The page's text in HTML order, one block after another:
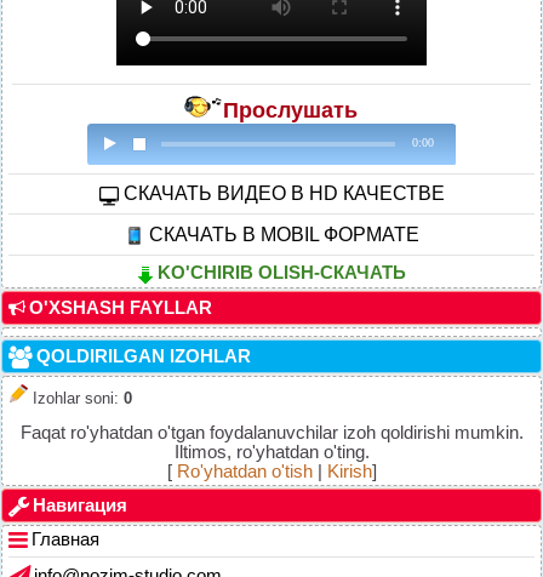
Прослушать
0:00
CКАЧАТЬ ВИДЕО В HD КАЧЕСТВЕ
СКАЧАТЬ В MOBIL ФОРМАТЕ
KO'CHIRIB OLISH-СКАЧАТЬ
O'XSHASH FAYLLAR
QOLDIRILGAN IZOHLAR
Izohlar soni: 0
Faqat ro'yhatdan o'tgan foydalanuvchilar izoh qoldirishi mumkin.
Iltimos, ro'yhatdan o'ting.
[ Ro'yhatdan o'tish| Kirish]
Навигация
Главная